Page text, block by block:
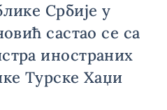
Србије у
састао се са
иностраних
Турске Хаџи